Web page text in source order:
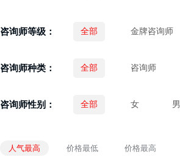
咨询师等级： 全部 金牌咨询师
咨询师种类： 全部 咨询师
咨询师性别： 全部 女 男
人气最高 价格最低 价格最高